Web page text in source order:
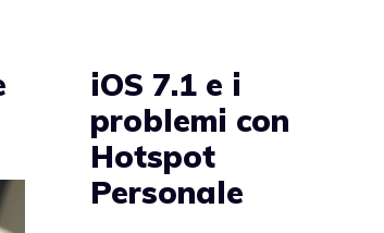
iOS 7.1 e i
problemi con
Hotspot
Personale